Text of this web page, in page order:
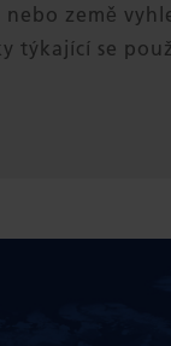
nebo země
týkající se